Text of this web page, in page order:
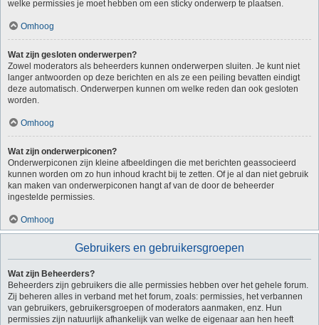
welke permissies je moet hebben om een sticky onderwerp te plaatsen.
Omhoog
Wat zijn gesloten onderwerpen?
Zowel moderators als beheerders kunnen onderwerpen sluiten. Je kunt niet
langer antwoorden op deze berichten en als ze een peiling bevatten eindigt
deze automatisch. Onderwerpen kunnen om welke reden dan ook gesloten
worden.
Omhoog
Wat zijn onderwerpiconen?
Onderwerpiconen zijn kleine afbeeldingen die met berichten geassocieerd
kunnen worden om zo hun inhoud kracht bij te zetten. Of je al dan niet gebruik
kan maken van onderwerpiconen hangt af van de door de beheerder
ingestelde permissies.
Omhoog
Gebruikers en gebruikersgroepen
Wat zijn Beheerders?
Beheerders zijn gebruikers die alle permissies hebben over het gehele forum.
Zij beheren alles in verband met het forum, zoals: permissies, het verbannen
van gebruikers, gebruikersgroepen of moderators aanmaken, enz. Hun
permissies zijn natuurlijk afhankelijk van welke de eigenaar aan hen heeft